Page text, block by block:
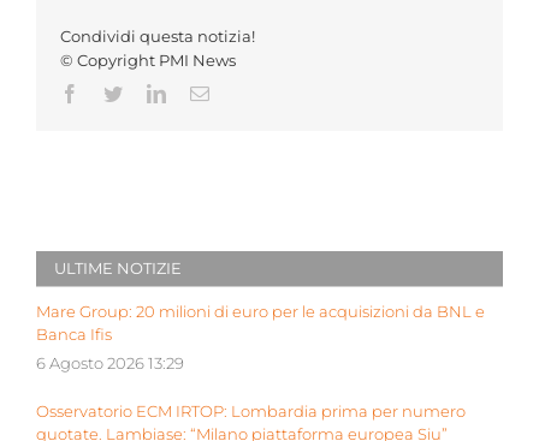
Condividi questa notizia!
© Copyright PMI News
Facebook
TwitterLinkedInEmail
ULTIME NOTIZIE
Mare Group: 20 milioni di euro per le acquisizioni da BNL e
Banca Ifis
6 Agosto 2026 13:29
Osservatorio ECM IRTOP: Lombardia prima per numero
quotate. Lambiase: “Milano piattaforma europea Siu”